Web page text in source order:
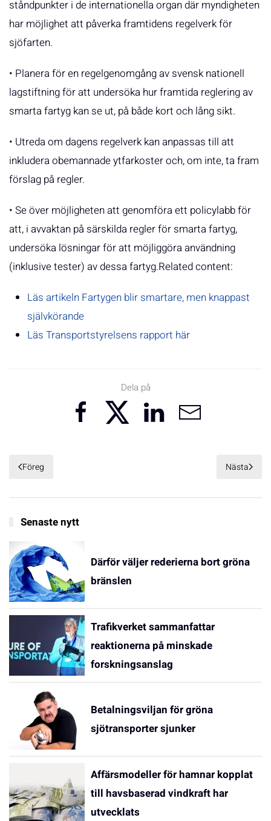
ståndpunkter i de internationella organ där myndigheten
har möjlighet att påverka framtidens regelverk för
sjöfarten.
• Planera för en regelgenomgång av svensk nationell
lagstiftning för att undersöka hur framtida reglering av
smarta fartyg kan se ut, på både kort och lång sikt.
• Utreda om dagens regelverk kan anpassas till att
inkludera obemannade ytfarkoster och, om inte, ta fram
förslag på regler.
• Se över möjligheten att genomföra ett policylabb för
att, i avvaktan på särskilda regler för smarta fartyg,
undersöka lösningar för att möjliggöra användning
(inklusive tester) av dessa fartyg.Related content:
Läs artikeln Fartygen blir smartare, men knappast
självkörande
Läs Transportstyrelsens rapport här
Dela på
Föreg Nästa
Senaste nytt
Därför väljer rederierna bort gröna
bränslen
Trafikverket sammanfattar
reaktionerna på minskade
forskningsanslag
Betalningsviljan för gröna
sjötransporter sjunker
Affärsmodeller för hamnar kopplat
till havsbaserad vindkraft har
utvecklats